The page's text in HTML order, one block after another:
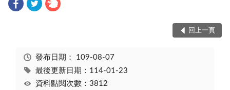
回上一頁
發布日期： 109-08-07
最後更新日期：114-01-23
資料點閱次數：3812